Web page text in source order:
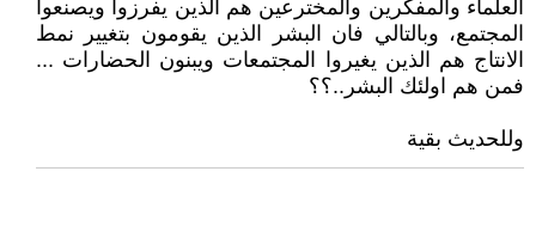
العلماء والمفكرين والمخترعين هم الذين يفرزوا ويصنعوا
المجتمع، وبالتالي فان البشر الذين يقومون بتغيير نمط
الانتاج هم الذين يغيروا المجتمعات ويبنون الحضارات ...
فمن هم اولئك البشر..؟؟
وللحديث بقية